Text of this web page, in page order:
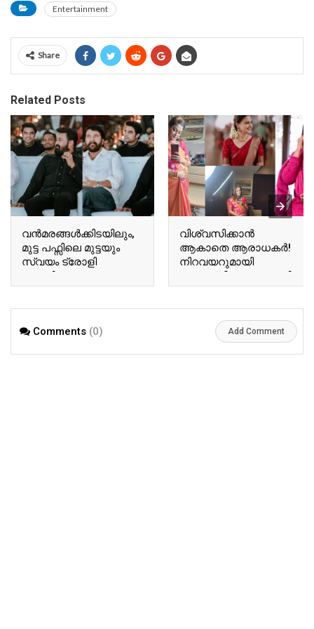
Entertainment
Share
Related Posts
വന്‍മരങ്ങള്‍ക്കിടയിലും,
മുട്ട പഫ്സിലെ മുട്ടയും
സ്വയം ട്രോളി
ബേസിലും
ടോവിനോയും!
Viral Photo
വിശ്വസിക്കാൻ
ആകാതെ ആരാധകർ!
നിറവയറുമായി
അനുശ്രീ! വൈറലായി
അനുശ്രീയുടെ പുതിയ
Ausree Viral Photo
Comments (0) Add Comment